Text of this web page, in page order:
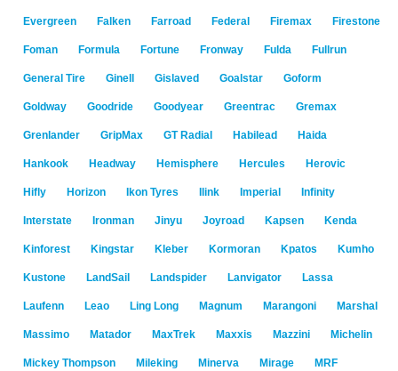
Evergreen Falken Farroad Federal Firemax Firestone
Foman Formula Fortune Fronway Fulda Fullrun
General Tire Ginell Gislaved Goalstar Goform
Goldway Goodride Goodyear Greentrac Gremax
Grenlander GripMax GT Radial Habilead Haida
Hankook Headway Hemisphere Hercules Herovic
Hifly Horizon Ikon Tyres Ilink Imperial Infinity
Interstate Ironman Jinyu Joyroad Kapsen Kenda
Kinforest Kingstar Kleber Kormoran Kpatos Kumho
Kustone LandSail Landspider Lanvigator Lassa
Laufenn Leao Ling Long Magnum Marangoni Marshal
Massimo Matador MaxTrek Maxxis Mazzini Michelin
Mickey Thompson Mileking Minerva Mirage MRF